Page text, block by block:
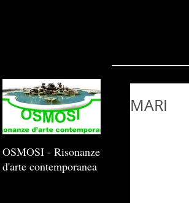
MARI
OSMOSI - Risonanze
d'arte contemporanea